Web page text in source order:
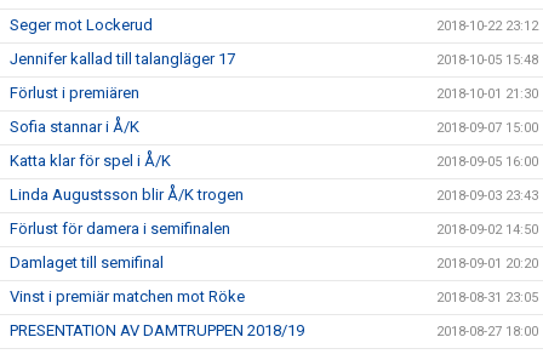
Seger mot Lockerud 2018-10-22 23:12
Jennifer kallad till talangläger 17 2018-10-05 15:48
Förlust i premiären 2018-10-01 21:30
Sofia stannar i Å/K 2018-09-07 15:00
Katta klar för spel i Å/K 2018-09-05 16:00
Linda Augustsson blir Å/K trogen 2018-09-03 23:43
Förlust för damera i semifinalen 2018-09-02 14:50
Damlaget till semifinal 2018-09-01 20:20
Vinst i premiär matchen mot Röke 2018-08-31 23:05
PRESENTATION AV DAMTRUPPEN 2018/19 2018-08-27 18:00